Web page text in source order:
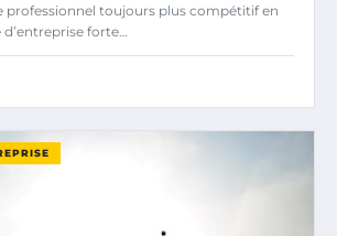
professionnel toujours plus compétitif en
forte…